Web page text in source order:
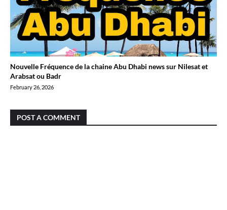
Nouvelle Fréquence de la chaine Abu Dhabi news sur Nilesat et
Arabsat ou Badr
February 26, 2026
POST A COMMENT